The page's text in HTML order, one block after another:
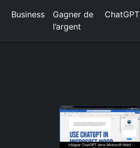
Business
Gagner de
l’argent
ChatGPT